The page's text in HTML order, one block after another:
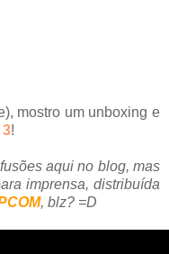
mostro um unboxing e
3!
aqui no blog, mas
imprensa, distribuída
, blz? =D